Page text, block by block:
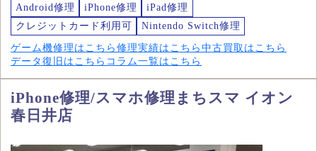
Android修理 iPhone修理
iPad修理
クレジットカード利用可
Nintendo Switch修理
ゲーム機修理はこちら 修理実績はこちら 中古買取はこちら
データ復旧はこちら コラム一覧はこちら
iPhone修理/スマホ修理まちスマ イオン
春日井店